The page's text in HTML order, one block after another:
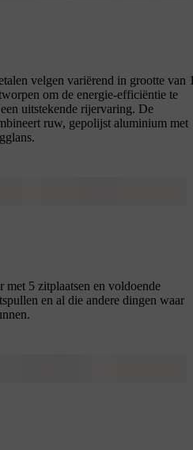
velgen variërend in grootte van
om de energie-efficiëntie te
uitstekende rijervaring. De
ruw, gepolijst aluminium met
5 zitplaatsen en voldoende
en al die andere dingen waar